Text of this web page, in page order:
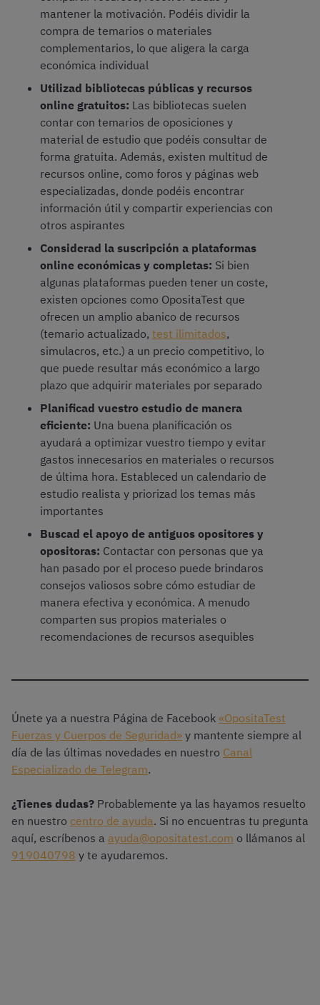
mantener la motivación. Podéis dividir la
compra de temarios o materiales
complementarios, lo que aligera la carga
económica individual
Utilizad bibliotecas públicas y recursos
online gratuitos: Las bibliotecas suelen
contar con temarios de oposiciones y
material de estudio que podéis consultar de
forma gratuita. Además, existen multitud de
recursos online, como foros y páginas web
especializadas, donde podéis encontrar
información útil y compartir experiencias con
otros aspirantes
Considerad la suscripción a plataformas
online económicas y completas: Si bien
algunas plataformas pueden tener un coste,
existen opciones como OpositaTest que
ofrecen un amplio abanico de recursos
(temario actualizado, test ilimitados,
simulacros, etc.) a un precio competitivo, lo
que puede resultar más económico a largo
plazo que adquirir materiales por separado
Planificad vuestro estudio de manera
eficiente: Una buena planificación os
ayudará a optimizar vuestro tiempo y evitar
gastos innecesarios en materiales o recursos
de última hora. Estableced un calendario de
estudio realista y priorizad los temas más
importantes
Buscad el apoyo de antiguos opositores y
opositoras: Contactar con personas que ya
han pasado por el proceso puede brindaros
consejos valiosos sobre cómo estudiar de
manera efectiva y económica. A menudo
comparten sus propios materiales o
recomendaciones de recursos asequibles
Únete ya a nuestra Página de Facebook «OpositaTest
Fuerzas y Cuerpos de Seguridad» y mantente siempre al
día de las últimas novedades en nuestro Canal
Especializado de Telegram.
¿Tienes dudas? Probablemente ya las hayamos resuelto
en nuestro centro de ayuda. Si no encuentras tu pregunta
aquí, escríbenos a ayuda@opositatest.com o llámanos al
919040798 y te ayudaremos.